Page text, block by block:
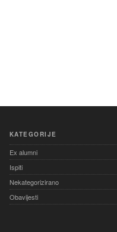
KATEGORIJE
Ex alumni
Ispiti
Nekategorizirano
Obavijesti